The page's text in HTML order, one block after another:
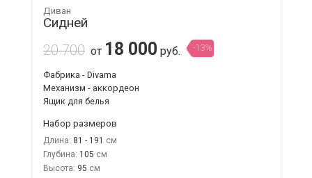
Диван
Сидней
20 700 от 18 000 руб. -13%
Фабрика - Divama
Механизм - аккордеон
Ящик для белья
Набор размеров
Длина: 81 - 191
Глубина: 105
Высота: 95